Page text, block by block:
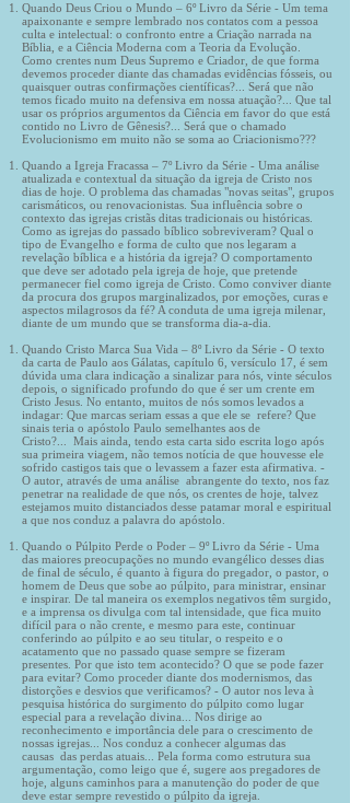
Quando Deus Criou o Mundo – 6º Livro da Série - Um tema
apaixonante e sempre lembrado nos contatos com a pessoa
culta e intelectual: o confronto entre a Criação narrada na
Bíblia, e a Ciência Moderna com a Teoria da Evolução.
Como crentes num Deus Supremo e Criador, de que forma
devemos proceder diante das chamadas evidências fósseis, ou
quaisquer outras confirmações científicas?... Será que não
temos ficado muito na defensiva em nossa atuação?... Que tal
usar os próprios argumentos da Ciência em favor do que está
contido no Livro de Gênesis?... Será que o chamado
Evolucionismo em muito não se soma ao Criacionismo???
Quando a Igreja Fracassa – 7º Livro da Série - Uma análise
atualizada e contextual da situação da igreja de Cristo nos
dias de hoje. O problema das chamadas "novas seitas", grupos
carismáticos, ou renovacionistas. Sua influência sobre o
contexto das igrejas cristãs ditas tradicionais ou históricas.
Como as igrejas do passado bíblico sobreviveram? Qual o
tipo de Evangelho e forma de culto que nos legaram a
revelação bíblica e a história da igreja? O comportamento
que deve ser adotado pela igreja de hoje, que pretende
permanecer fiel como igreja de Cristo. Como conviver diante
da procura dos grupos marginalizados, por emoções, curas e
aspectos milagrosos da fé? A conduta de uma igreja milenar,
diante de um mundo que se transforma dia-a-dia.
Quando Cristo Marca Sua Vida – 8º Livro da Série - O texto
da carta de Paulo aos Gálatas, capítulo 6, versículo 17, é sem
dúvida uma clara indicação a sinalizar para nós, vinte séculos
depois, o significado profundo do que é ser um crente em
Cristo Jesus. No entanto, muitos de nós somos levados a
indagar: Que marcas seriam essas a que ele se refere? Que
sinais teria o apóstolo Paulo semelhantes aos de
Cristo?... Mais ainda, tendo esta carta sido escrita logo após
sua primeira viagem, não temos notícia de que houvesse ele
sofrido castigos tais que o levassem a fazer esta afirmativa. -
O autor, através de uma análise abrangente do texto, nos faz
penetrar na realidade de que nós, os crentes de hoje, talvez
estejamos muito distanciados desse patamar moral e espiritual
a que nos conduz a palavra do apóstolo.
Quando o Púlpito Perde o Poder – 9º Livro da Série - Uma
das maiores preocupações no mundo evangélico desses dias
de final de século, é quanto à figura do pregador, o pastor, o
homem de Deus que sobe ao púlpito, para ministrar, ensinar
e inspirar. De tal maneira os exemplos negativos têm surgido,
e a imprensa os divulga com tal intensidade, que fica muito
difícil para o não crente, e mesmo para este, continuar
conferindo ao púlpito e ao seu titular, o respeito e o
acatamento que no passado quase sempre se fizeram
presentes. Por que isto tem acontecido? O que se pode fazer
para evitar? Como proceder diante dos modernismos, das
distorções e desvios que verificamos? - O autor nos leva à
pesquisa histórica do surgimento do púlpito como lugar
especial para a revelação divina... Nos dirige ao
reconhecimento e importância dele para o crescimento de
nossas igrejas... Nos conduz a conhecer algumas das
causas das perdas atuais... Pela forma como estrutura sua
argumentação, como leigo que é, sugere aos pregadores de
hoje, alguns caminhos para a manutenção do poder de que
deve estar sempre revestido o púlpito da igreja.